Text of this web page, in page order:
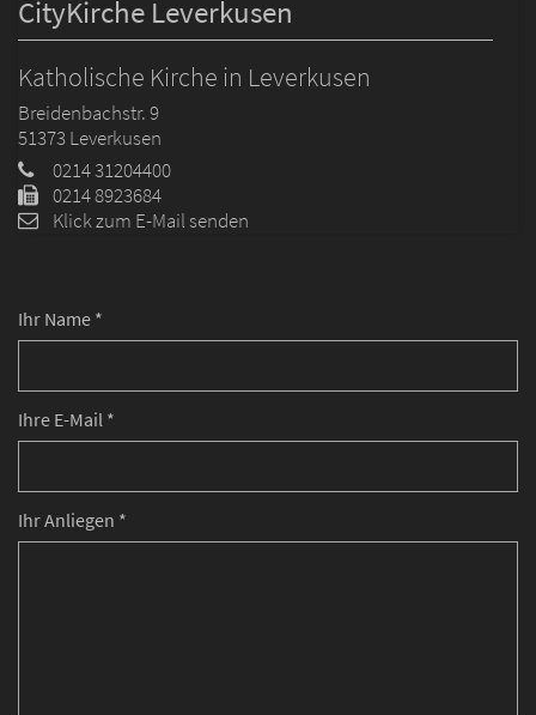
Ihr Name *
Ihre E-Mail *
Ihr Anliegen *
CityKirche Leverkusen
Katholische Kirche in Leverkusen
Breidenbachstr. 9
51373Leverkusen
0214 31204400
0214 8923684
Klick zum E-Mail senden